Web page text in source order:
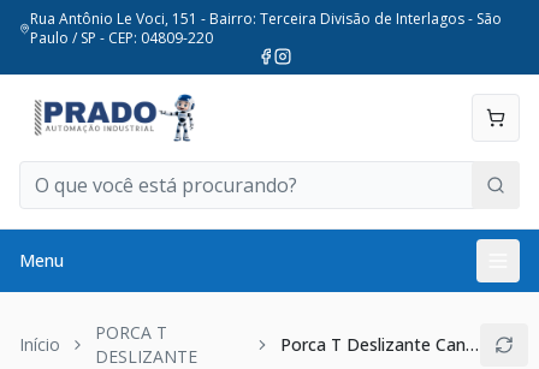
Rua Antônio Le Voci, 151 - Bairro: Terceira Divisão de Interlagos - São
Paulo / SP - CEP: 04809-220
Menu
Início
PORCA T
DESLIZANTE
Porca T Deslizante Canal 8mm (40x40) M4